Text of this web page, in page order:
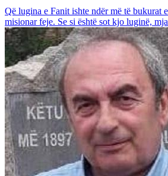
Që lugina e Fanit ishte ndër më të bukurat
misionar feje. Se si është sot kjo luginë,